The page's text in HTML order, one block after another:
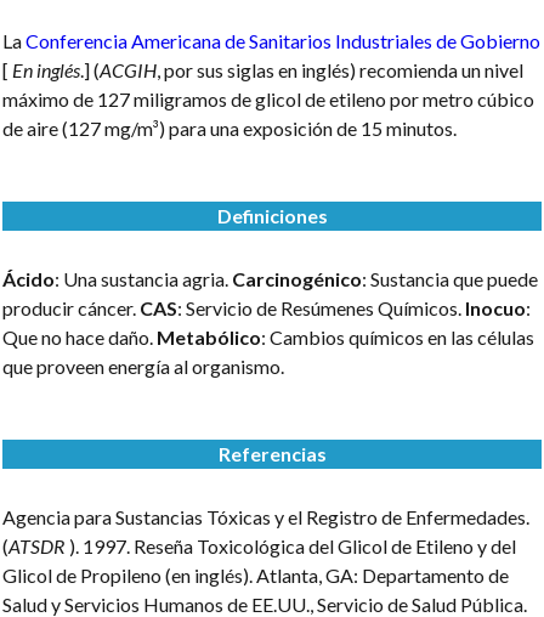
LaConferencia Americana de Sanitarios Industriales de Gobierno
[ En inglés.] (ACGIH, por sus siglas en inglés) recomienda un nivel
máximo de 127 miligramos de glicol de etileno por metro cúbico
de aire (127 mg/m³) para una exposición de 15 minutos.
Definiciones
Ácido: Una sustancia agria. Carcinogénico: Sustancia que puede
producir cáncer. CAS: Servicio de Resúmenes Químicos. Inocuo:
Que no hace daño. Metabólico: Cambios químicos en las células
que proveen energía al organismo.
Referencias
Agencia para Sustancias Tóxicas y el Registro de Enfermedades.
(ATSDR ). 1997. Reseña Toxicológica del Glicol de Etileno y del
Glicol de Propileno (en inglés). Atlanta, GA: Departamento de
Salud y Servicios Humanos de EE.UU., Servicio de Salud Pública.